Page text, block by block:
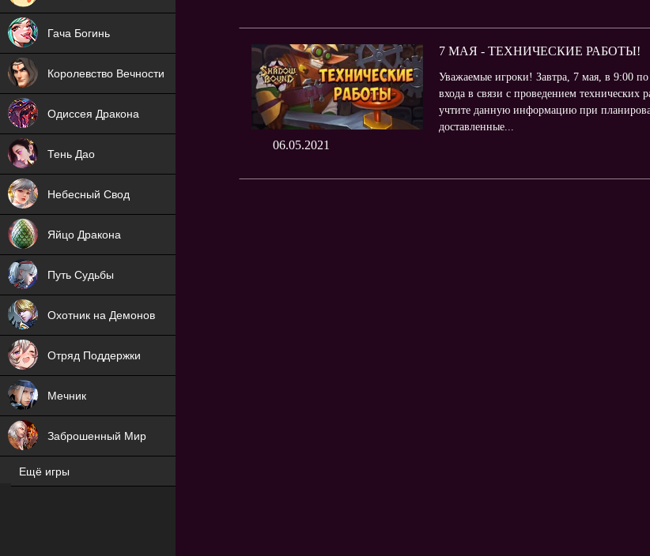
06.05.2021
7 МАЯ - ТЕХНИЧЕСКИЕ РАБОТЫ!
Уважаемые игроки! Завтра, 7 мая, в 9:00
входа в связи с проведением
учтите данную информацию при
доставленные...
Гача Богинь
NEW
Королевство Вечности
NEW
Одиссея Дракона
NEW
Тень Дао
NEW
Небесный Свод
NEW
Яйцо Дракона
NEW
Путь Судьбы
NEW
Охотник на Демонов
ХИТ
Отряд Поддержки
ХИТ
Мечник
Заброшенный Мир
NEW
Ещё игры